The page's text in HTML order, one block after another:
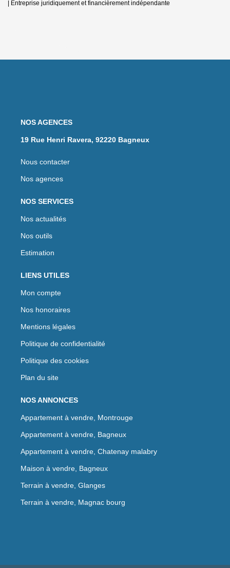
| Entreprise juridiquement et financièrement indépendante
NOS AGENCES
19 Rue Henri Ravera, 92220 Bagneux
Nous contacter
Nos agences
NOS SERVICES
Nos actualités
Nos outils
Estimation
LIENS UTILES
Mon compte
Nos honoraires
Mentions légales
Politique de confidentialité
Politique des cookies
Plan du site
NOS ANNONCES
Appartement à vendre, Montrouge
Appartement à vendre, Bagneux
Appartement à vendre, Chatenay malabry
Maison à vendre, Bagneux
Terrain à vendre, Glanges
Terrain à vendre, Magnac bourg